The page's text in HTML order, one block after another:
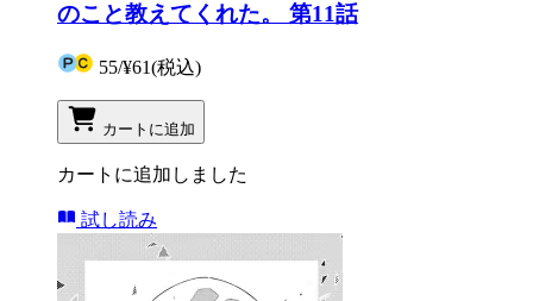
のこと教えてくれた。 第11話
55/¥61(税込)
カートに追加
カートに追加しました
試し読み